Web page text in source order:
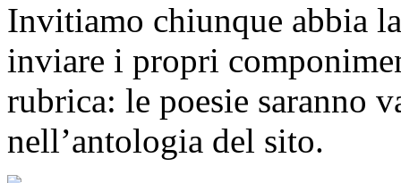
Invitiamo chiunque abbia
inviare i propri
rubrica: le poesie saranno
nell’antologia del sito.